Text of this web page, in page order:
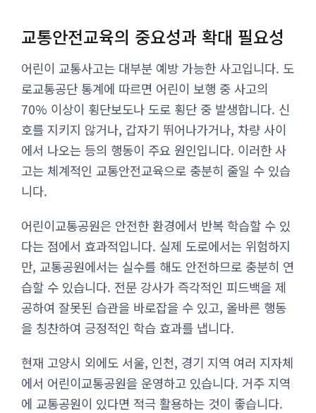
교통안전교육의 중요성과 확대 필요성
어린이 교통사고는 대부분 예방 가능한 사고입니다. 도
로교통공단 통계에 따르면 어린이 보행 중 사고의
70% 이상이 횡단보도나 도로 횡단 중 발생합니다. 신
호를 지키지 않거나, 갑자기 뛰어나가거나, 차량 사이
에서 나오는 등의 행동이 주요 원인입니다. 이러한 사
고는 체계적인 교통안전교육으로 충분히 줄일 수 있습
니다.
어린이교통공원은 안전한 환경에서 반복 학습할 수 있
다는 점에서 효과적입니다. 실제 도로에서는 위험하지
만, 교통공원에서는 실수를 해도 안전하므로 충분히 연
습할 수 있습니다. 전문 강사가 즉각적인 피드백을 제
공하여 잘못된 습관을 바로잡을 수 있고, 올바른 행동
을 칭찬하여 긍정적인 학습 효과를 냅니다.
현재 고양시 외에도 서울, 인천, 경기 지역 여러 지자체
에서 어린이교통공원을 운영하고 있습니다. 거주 지역
에 교통공원이 있다면 적극 활용하는 것이 좋습니다.